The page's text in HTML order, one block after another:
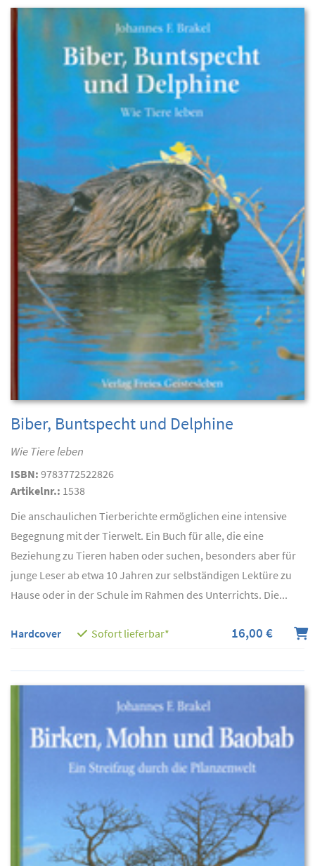
Biber, Buntspecht und Delphine
Wie Tiere leben
ISBN: 9783772522826
Artikelnr.: 1538
Die anschaulichen Tierberichte ermöglichen eine intensive
Begegnung mit der Tierwelt. Ein Buch für alle, die eine
Beziehung zu Tieren haben oder suchen, besonders aber für
junge Leser ab etwa 10 Jahren zur selbständigen Lektüre zu
Hause oder in der Schule im Rahmen des Unterrichts. Die...
Hardcover Sofort lieferbar* 16,00 €